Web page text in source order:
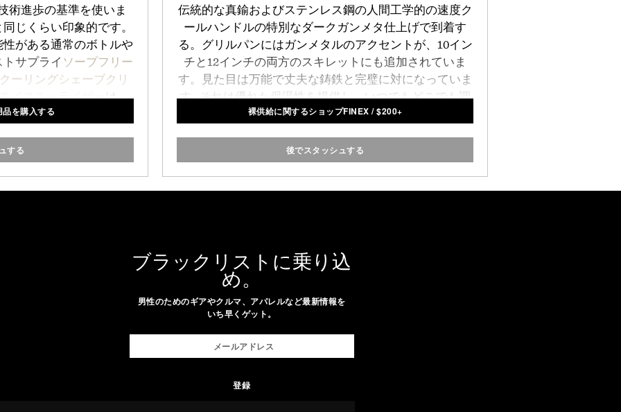
術進歩の基準を使いま
じくらい印象的です。
がある通常のボトルや
サプライ ソープフリー
クーリングシェーブクリ
イスチャライザーは、
するソフトフラスコス
を購入する
する
伝統的な真鍮およびステンレス鋼の人間工学的の速度ク
ールハンドルの特別なダークガンメタ仕上げで到着す
る。グリルパンにはガンメタルのアクセントが、10イン
チと12インチの両方のスキレットにも追加されていま
す。見た目は万能で丈夫な鋳鉄と完璧に対になっていま
す - それは優れた保温性を提供し、いつでもどこでも調
理したいときはほとんど不滅の調理面として使用するこ
裸供給に関するショップFINEX /$200+
後でスタッシュする
ブラックリストに乗り込
め。
男性のためのギアやクルマ、アパレルなど最新情報を
いち早くゲット。